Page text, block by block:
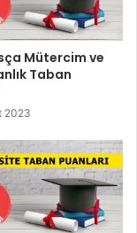
Mütercim ve
Taban
2023